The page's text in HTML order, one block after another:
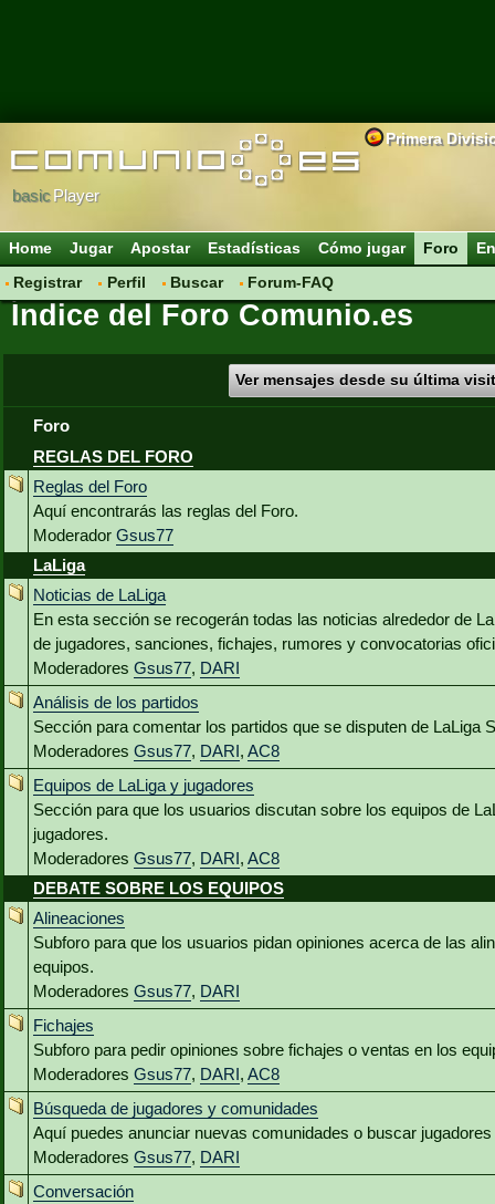
Primera
basicPlayer
Home Jugar Apostar Estadísticas Cómo jugar
Foro
Registrar
Perfil Buscar Forum-FAQ
Índice del Foro Comunio.es
Ver mensajes desde su última
Foro
REGLAS DEL FORO
Reglas del Foro
Aquí encontrarás las reglas del Foro.
Moderador Gsus77
LaLiga
Noticias de LaLiga
En esta sección se recogerán todas las noticias alrededor de
de jugadores, sanciones, fichajes, rumores y convocatorias
Moderadores Gsus77, DARI
Análisis de los partidos
Sección para comentar los partidos que se disputen de LaLiga
Moderadores Gsus77, DARI, AC8
Equipos de LaLiga y jugadores
Sección para que los usuarios discutan sobre los equipos de
jugadores.
Moderadores Gsus77, DARI, AC8
DEBATE SOBRE LOS EQUIPOS
Alineaciones
Subforo para que los usuarios pidan opiniones acerca de las
equipos.
Moderadores Gsus77, DARI
Fichajes
Subforo para pedir opiniones sobre fichajes o ventas en los
Moderadores Gsus77, DARI, AC8
Búsqueda de jugadores y comunidades
Aquí puedes anunciar nuevas comunidades o buscar
Moderadores Gsus77, DARI
Conversación